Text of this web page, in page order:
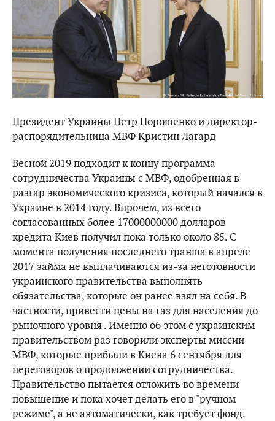
Президент Украины Петр Порошенко и директор-
распорядительница МВФ Кристин Лагард
Весной 2019 подходит к концу программа
сотрудничества Украины с МВФ, одобренная в
разгар экономического кризиса, который начался в
Украине в 2014 году. Впрочем, из всего
согласованных более 17000000000 долларов
кредита Киев получил пока только около 85. С
момента получения последнего транша в апреле
2017 займа не выплачиваются из-за неготовности
украинского правительства выполнять
обязательства, которые он ранее взял на себя. В
частности, привести цены на газ для населения до
рыночного уровня . Именно об этом с украинским
правительством раз говорили эксперты миссии
МВФ, которые прибыли в Киева 6 сентября для
переговоров о продолжении сотрудничества.
Правительство пытается отложить во времени
повышение и пока хочет делать его в "ручном
режиме", а не автоматически, как требует фонд.